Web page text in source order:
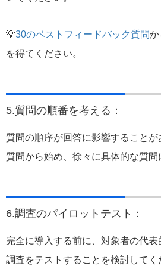
💡30のベストフィードバック質問か
を得てください。
5.質問の順番を考える：
質問の順序が回答に影響すること
質問から始め、徐々に具体的な質問
6.調査のパイロットテスト：
完全に導入する前に、対象者の代
調査をテストすることを検討してく